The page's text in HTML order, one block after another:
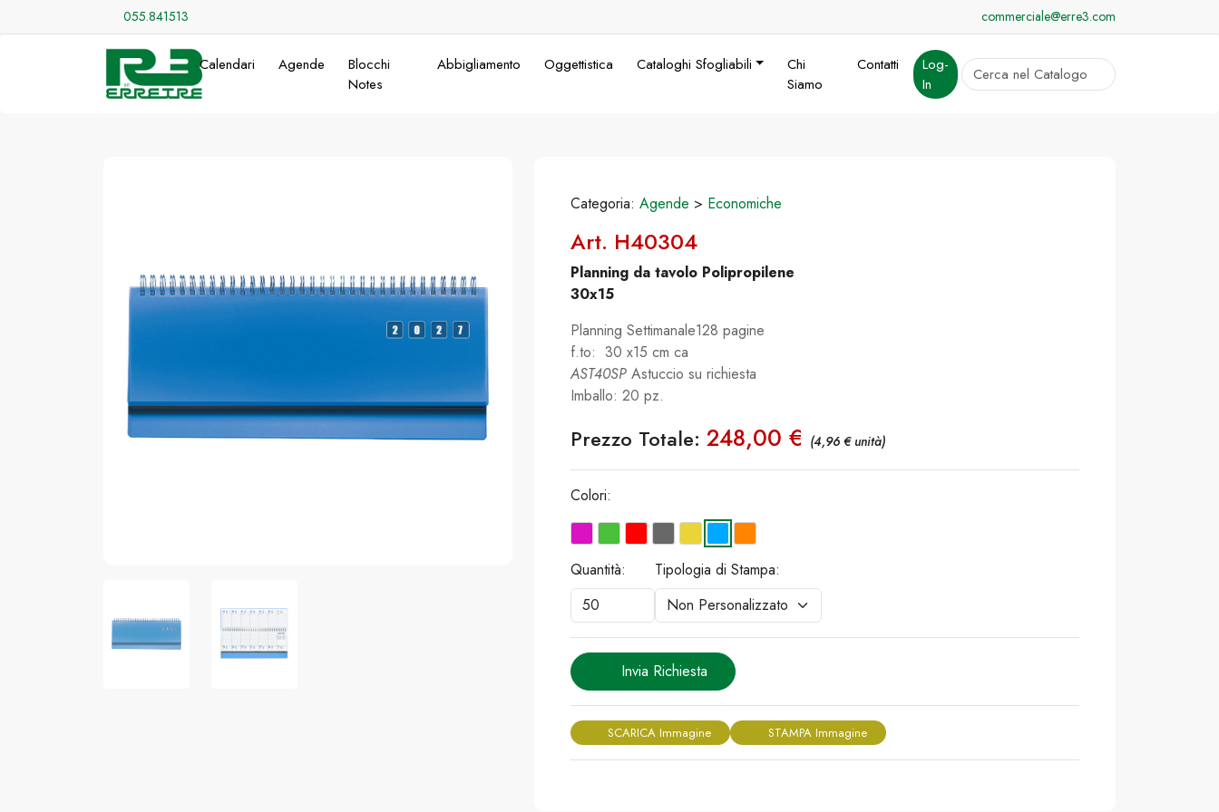
055.841513 commerciale@erre3.com
Calendari Agende
Blocchi
Notes
Abbigliamento Oggettistica Cataloghi Sfogliabili
Chi
Siamo
Contatti
Log-
In
cerca
Categoria: Agende > Economiche
Art. H40304
Planning da tavolo Polipropilene
30x15
Planning Settimanale128 pagine
f.to: 30 x15 cm ca
AST40SP Astuccio su richiesta
Imballo: 20 pz.
Prezzo Totale: 248,00 € (4,96 € unità)
Colori:
Quantità: Tipologia di Stampa:
Invia Richiesta
SCARICA Immagine STAMPA Immagine